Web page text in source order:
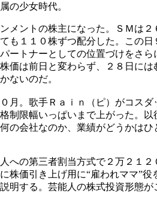
の少女時代。
メントの株主になった。ＳＭは
も１１０株ずつ配分した。この
ートナーとしての位置づけをさ
価は前日と変わらず、２８日に
ないのだ。
月。歌手Ｒａｉｎ（ピ）がコス
制限幅いっぱいまで上がった。
の会社なのか、業績がどうかは
への第三者割当方式で２万２１
株価引き上げ用に“雇われママ”
明する。芸能人の株式投資形態